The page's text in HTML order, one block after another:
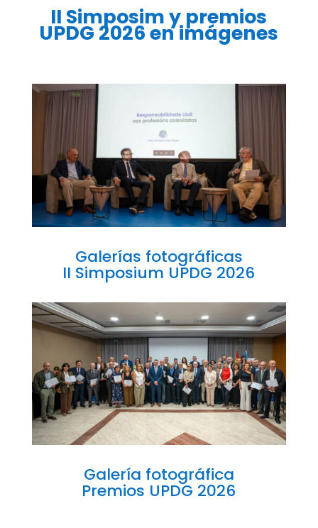
II Simposim y premios
UPDG 2026 en imágenes
Galerías fotográficas
II Simposium UPDG 2026
Galería fotográfica
Premios UPDG 2026